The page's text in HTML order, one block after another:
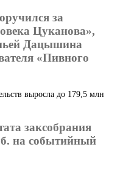
за
Цуканова»,
Дацышина
«Пивного
выросла до 179,5 млн
заксобрания
на событийный